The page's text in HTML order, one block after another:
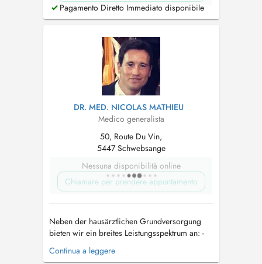
Pagamento Diretto Immediato disponibile
DR. MED. NICOLAS MATHIEU
Medico generalista
50, Route Du Vin,
5447 Schwebsange
Nessuna disponibilità online
Chiamare per prendere appuntamento
Neben der hausärztlichen Grundversorgung
bieten wir ein breites Leistungsspektrum an: -
präzise Diagnostik mittels moderner
Ultraschallgeräte, EKG, Langzeit-EKG/Blutdruck,
Continua a leggere